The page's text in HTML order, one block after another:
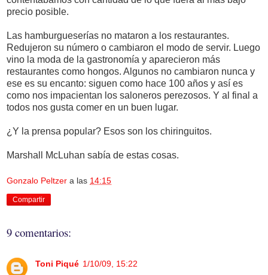
precio posible.
Las hamburgueserías no mataron a los restaurantes.
Redujeron su número o cambiaron el modo de servir. Luego
vino la moda de la gastronomía y aparecieron más
restaurantes como hongos. Algunos no cambiaron nunca y
ese es su encanto: siguen como hace 100 años y así es
como nos impacientan los saloneros perezosos. Y al final a
todos nos gusta comer en un buen lugar.
¿Y la prensa popular? Esos son los chiringuitos.
Marshall McLuhan sabía de estas cosas.
Gonzalo Peltzer a las 14:15
Compartir
9 comentarios:
Toni Piqué 1/10/09, 15:22